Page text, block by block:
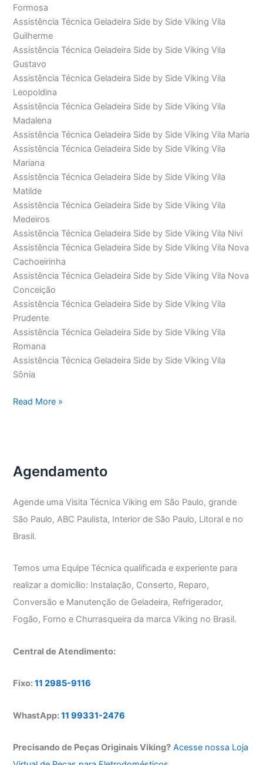
Formosa
Assistência Técnica Geladeira Side by Side Viking Vila
Guilherme
Assistência Técnica Geladeira Side by Side Viking Vila
Gustavo
Assistência Técnica Geladeira Side by Side Viking Vila
Leopoldina
Assistência Técnica Geladeira Side by Side Viking Vila
Madalena
Assistência Técnica Geladeira Side by Side Viking Vila Maria
Assistência Técnica Geladeira Side by Side Viking Vila
Mariana
Assistência Técnica Geladeira Side by Side Viking Vila
Matilde
Assistência Técnica Geladeira Side by Side Viking Vila
Medeiros
Assistência Técnica Geladeira Side by Side Viking Vila Nivi
Assistência Técnica Geladeira Side by Side Viking Vila Nova
Cachoeirinha
Assistência Técnica Geladeira Side by Side Viking Vila Nova
Conceição
Assistência Técnica Geladeira Side by Side Viking Vila
Prudente
Assistência Técnica Geladeira Side by Side Viking Vila
Romana
Assistência Técnica Geladeira Side by Side Viking Vila
Sônia
Assistência
Side
Read More »
Agendamento
Agende uma Visita Técnica Viking em São Paulo, grande
São Paulo, ABC Paulista, Interior de São Paulo, Litoral e no
Brasil.
Temos uma Equipe Técnica qualificada e experiente para
realizar a domicílio: Instalação, Conserto, Reparo,
Conversão e Manutenção de Geladeira, Refrigerador,
Fogão, Forno e Churrasqueira da marca Viking no Brasil.
Central de Atendimento:
Fixo:11 2985-9116
WhastApp:11 99331-2476
Precisando de Peças Originais Viking? Acesse nossa Loja